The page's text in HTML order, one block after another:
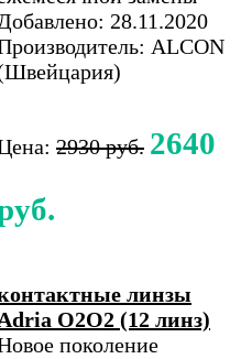
Добавлено: 28.11.2020
ALCON
2930 руб. 2640
линзы
O2O2 (12 линз)
поколение